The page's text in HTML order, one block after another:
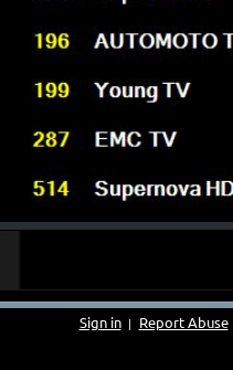
Sign in | Report Abuse